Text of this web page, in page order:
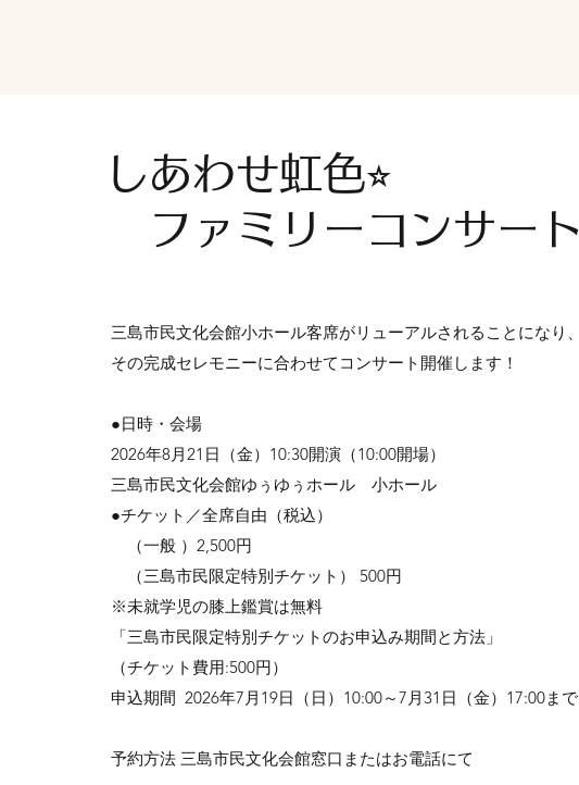
しあわせ虹色⭐︎
ファミリーコンサート
三島市民文化会館小ホール客席がリューアルされることになり、
その完成セレモニーに合わせてコンサート開催します！
●日時・会場
2026年8月21日（金）10:30開演（10:00開場）
三島市民文化会館ゆぅゆぅホール 小ホール
●チケット／全席自由（税込）
（一般 ）2,500円
（三島市民限定特別チケット） 500円
※未就学児の膝上鑑賞は無料
「三島市民限定特別チケットのお申込み期間と方法」
（チケット費用:500円）
申込期間 2026年7月19日（日）10:00～7月31日（金）17:00まで
予約方法 三島市民文化会館窓口またはお電話にて